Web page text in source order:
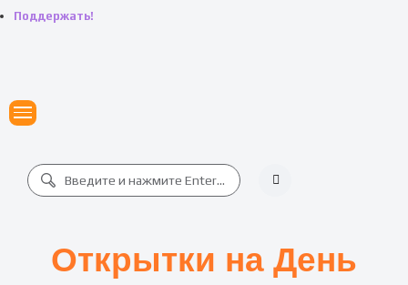
Поддержать!
Открытки на День